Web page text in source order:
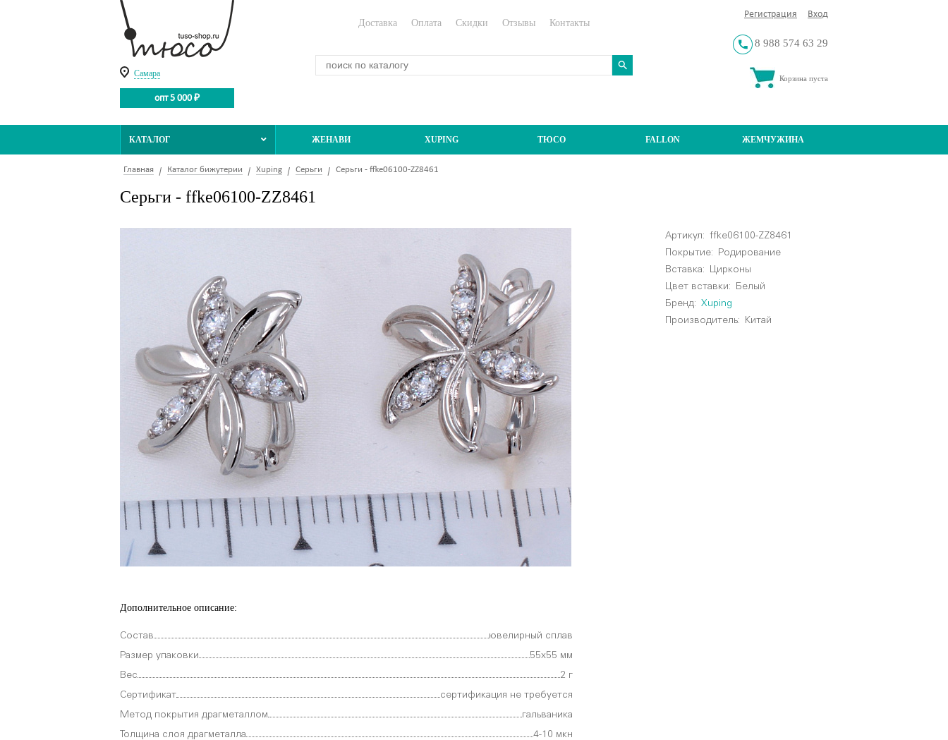
Самара
опт 5 000 ₽
Регистрация Вход
8 988 574 63 29
Корзина пуста
Доставка Оплата Скидки Отзывы Контакты
КАТАЛОГ ЖЕНАВИ XUPING ТЮСО FALLON ЖЕМЧУЖИНА
Главная Каталог бижутерии Xuping Серьги Серьги - ffke06100-ZZ8461
Серьги - ffke06100-ZZ8461
Артикул:
ffke06100-ZZ8461
Покрытие: Родирование
Вставка: Цирконы
Цвет вставки:
Белый
Бренд:
Xuping
Производитель: Китай
Дополнительное описание:
Состав ювелирный сплав
Размер упаковки 55х55 мм
Вес 2 г
Сертификат сертификация не требуется
Метод покрытия драгметаллом гальваника
Толщина слоя драгметалла 4-10 мкн